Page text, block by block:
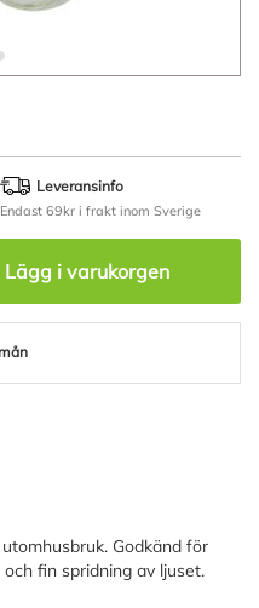
Leveransinfo
Endast 69kr i frakt inom Sverige
Lägg i varukorgen
Godkänd för
fin spridning av ljuset.